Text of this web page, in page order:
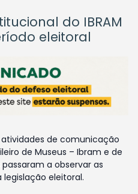
do IBRAM
eleitoral
de comunicação
de Museus – Ibram e de
a observar as
eleitoral.